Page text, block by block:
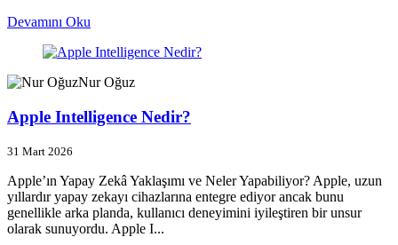
Devamını Oku
Nur Oğuz
Apple Intelligence Nedir?
31 Mart 2026
Apple’ın Yapay Zekâ Yaklaşımı ve Neler Yapabiliyor? Apple, uzun
yıllardır yapay zekayı cihazlarına entegre ediyor ancak bunu
genellikle arka planda, kullanıcı deneyimini iyileştiren bir unsur
olarak sunuyordu. Apple I...